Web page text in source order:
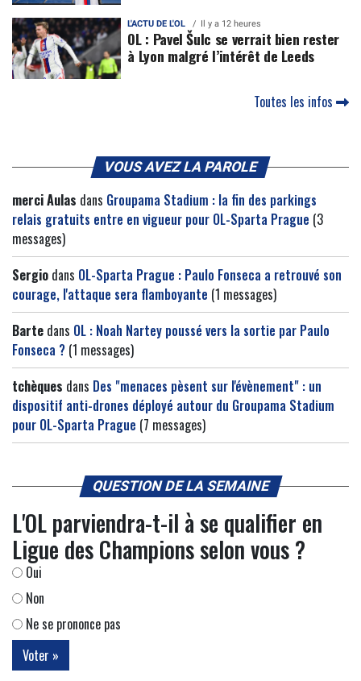
L'ACTU DE L'OL Il y a 12 heures
OL : Pavel Šulc se verrait bien rester
à Lyon malgré l’intérêt de Leeds
Toutes les infos
VOUS AVEZ LA PAROLE
merci Aulas dans Groupama Stadium : la fin des parkings
relais gratuits entre en vigueur pour OL-Sparta Prague (3
messages)
Sergio dans OL-Sparta Prague : Paulo Fonseca a retrouvé son
courage, l'attaque sera flamboyante (1 messages)
Barte dans OL : Noah Nartey poussé vers la sortie par Paulo
Fonseca ? (1 messages)
tchèques dans Des "menaces pèsent sur l'évènement" : un
dispositif anti-drones déployé autour du Groupama Stadium
pour OL-Sparta Prague (7 messages)
QUESTION DE LA SEMAINE
L'OL parviendra-t-il à se qualifier en
Ligue des Champions selon vous ?
Oui
Non
Ne se prononce pas